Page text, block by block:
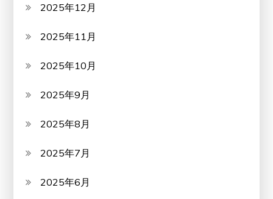
2025年12月
2025年11月
2025年10月
2025年9月
2025年8月
2025年7月
2025年6月